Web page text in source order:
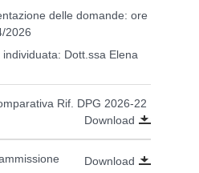
delle domande: ore
2026
Dott.ssa Elena
Rif. DPG 2026-22
Download
Download